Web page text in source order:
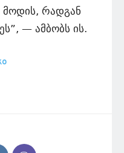
მოდის, რადგან
— ამბობს ის.